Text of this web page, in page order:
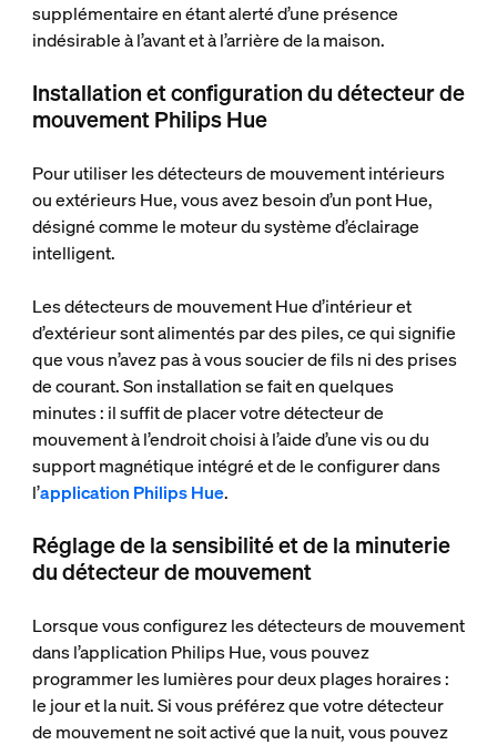
supplémentaire en étant alerté d’une présence
indésirable à l’avant et à l’arrière de la maison.
Installation et configuration du détecteur de
mouvement Philips Hue
Pour utiliser les détecteurs de mouvement intérieurs
ou extérieurs Hue, vous avez besoin d’un pont Hue,
désigné comme le moteur du système d’éclairage
intelligent.
Les détecteurs de mouvement Hue d’intérieur et
d’extérieur sont alimentés par des piles, ce qui signifie
que vous n’avez pas à vous soucier de fils ni des prises
de courant. Son installation se fait en quelques
minutes : il suffit de placer votre détecteur de
mouvement à l’endroit choisi à l’aide d’une vis ou du
support magnétique intégré et de le configurer dans
l’application Philips Hue.
Réglage de la sensibilité et de la minuterie
du détecteur de mouvement
Lorsque vous configurez les détecteurs de mouvement
dans l’application Philips Hue, vous pouvez
programmer les lumières pour deux plages horaires :
le jour et la nuit. Si vous préférez que votre détecteur
de mouvement ne soit activé que la nuit, vous pouvez